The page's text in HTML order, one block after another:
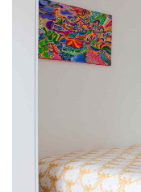
Emme Ci S.r.l.
C.F. E P.I. 10890480154
REA MI 1415208
INFO